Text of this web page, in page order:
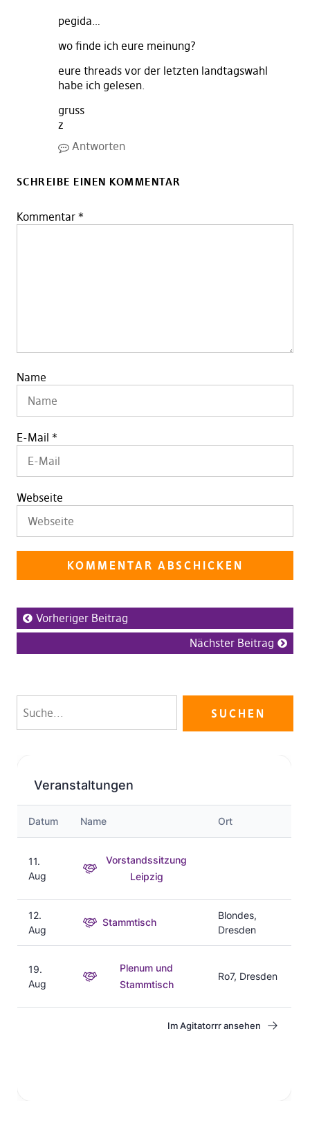
pegida…
wo finde ich eure meinung?
eure threads vor der letzten landtagswahl
habe ich gelesen.
gruss
z
Antworten
SCHREIBE EINEN KOMMENTAR
Kommentar *
Name
E-Mail *
Webseite
Vorheriger Beitrag
Nächster Beitrag